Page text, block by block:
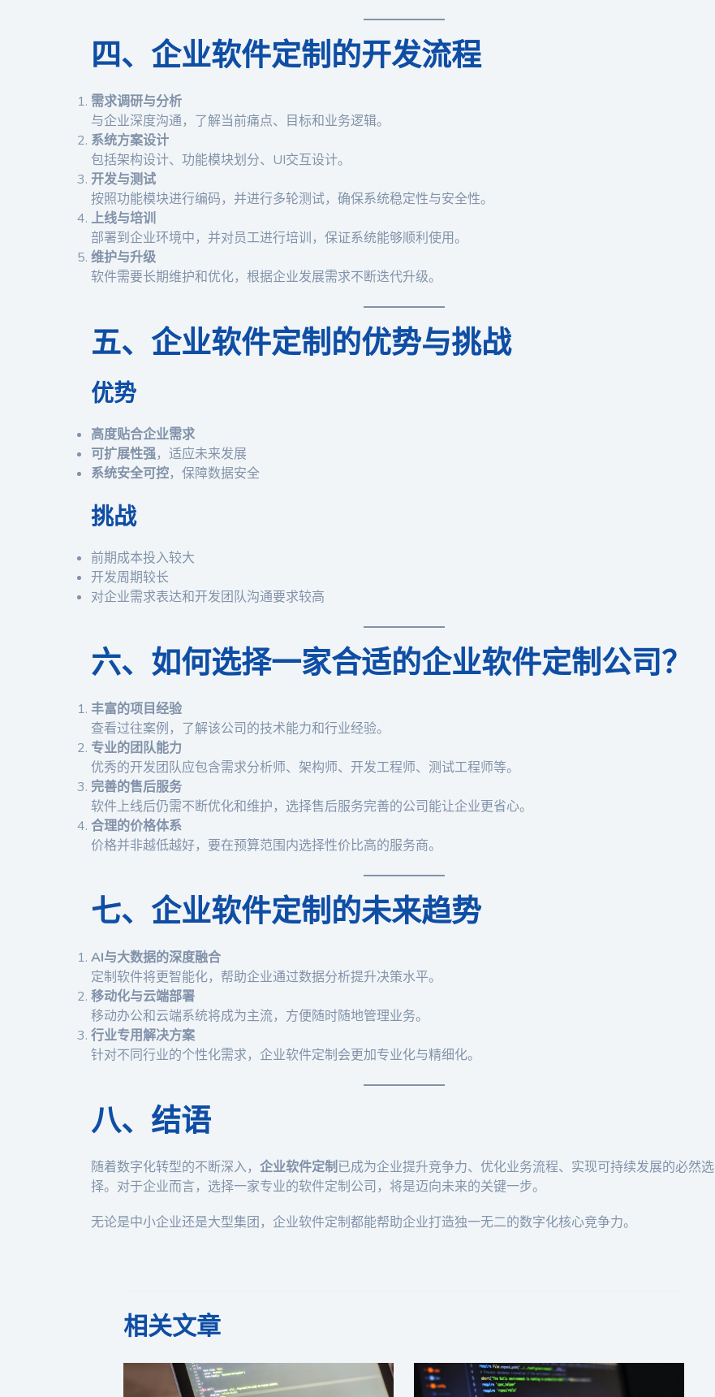
四、企业软件定制的开发流程
需求调研与分析
与企业深度沟通，了解当前痛点、目标和业务逻辑。
系统方案设计
包括架构设计、功能模块划分、UI交互设计。
开发与测试
按照功能模块进行编码，并进行多轮测试，确保系统稳定性与安全性。
上线与培训
部署到企业环境中，并对员工进行培训，保证系统能够顺利使用。
维护与升级
软件需要长期维护和优化，根据企业发展需求不断迭代升级。
五、企业软件定制的优势与挑战
优势
高度贴合企业需求
可扩展性强，适应未来发展
系统安全可控，保障数据安全
挑战
前期成本投入较大
开发周期较长
对企业需求表达和开发团队沟通要求较高
六、如何选择一家合适的企业软件定制公司？
丰富的项目经验
查看过往案例，了解该公司的技术能力和行业经验。
专业的团队能力
优秀的开发团队应包含需求分析师、架构师、开发工程师、测试工程师等。
完善的售后服务
软件上线后仍需不断优化和维护，选择售后服务完善的公司能让企业更省心。
合理的价格体系
价格并非越低越好，要在预算范围内选择性价比高的服务商。
七、企业软件定制的未来趋势
AI与大数据的深度融合
定制软件将更智能化，帮助企业通过数据分析提升决策水平。
移动化与云端部署
移动办公和云端系统将成为主流，方便随时随地管理业务。
行业专用解决方案
针对不同行业的个性化需求，企业软件定制会更加专业化与精细化。
八、结语
随着数字化转型的不断深入， 企业软件定制已成为企业提升竞争力、优化业务流程、实现可持续发展的必然选
择。对于企业而言，选择一家专业的软件定制公司，将是迈向未来的关键一步。
无论是中小企业还是大型集团，企业软件定制都能帮助企业打造独一无二的数字化核心竞争力。
相关文章